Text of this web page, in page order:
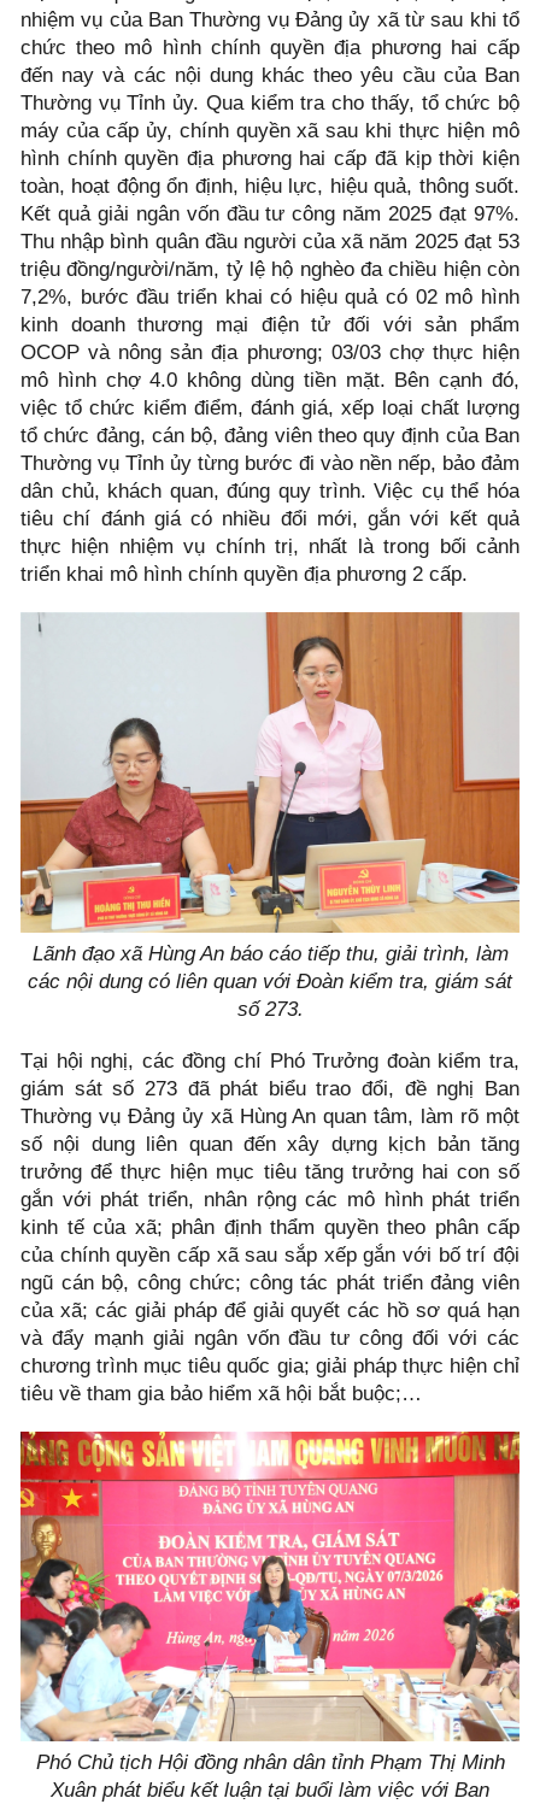
nhiệm vụ của Ban Thường vụ Đảng ủy xã từ sau khi tổ
chức theo mô hình chính quyền địa phương hai cấp
đến nay và các nội dung khác theo yêu cầu của Ban
Thường vụ Tỉnh ủy. Qua kiểm tra cho thấy, tổ chức bộ
máy của cấp ủy, chính quyền xã sau khi thực hiện mô
hình chính quyền địa phương hai cấp đã kịp thời kiện
toàn, hoạt động ổn định, hiệu lực, hiệu quả, thông suốt.
Kết quả giải ngân vốn đầu tư công năm 2025 đạt 97%.
Thu nhập bình quân đầu người của xã năm 2025 đạt 53
triệu đồng/người/năm, tỷ lệ hộ nghèo đa chiều hiện còn
7,2%, bước đầu triển khai có hiệu quả có 02 mô hình
kinh doanh thương mại điện tử đối với sản phẩm
OCOP và nông sản địa phương; 03/03 chợ thực hiện
mô hình chợ 4.0 không dùng tiền mặt. Bên cạnh đó,
việc tổ chức kiểm điểm, đánh giá, xếp loại chất lượng
tổ chức đảng, cán bộ, đảng viên theo quy định của Ban
Thường vụ Tỉnh ủy từng bước đi vào nền nếp, bảo đảm
dân chủ, khách quan, đúng quy trình. Việc cụ thể hóa
tiêu chí đánh giá có nhiều đổi mới, gắn với kết quả
thực hiện nhiệm vụ chính trị, nhất là trong bối cảnh
triển khai mô hình chính quyền địa phương 2 cấp.
Lãnh đạo xã Hùng An báo cáo tiếp thu, giải trình, làm
các nội dung có liên quan với Đoàn kiểm tra, giám sát
số 273.
Tại hội nghị, các đồng chí Phó Trưởng đoàn kiểm tra,
giám sát số 273 đã phát biểu trao đổi, đề nghị Ban
Thường vụ Đảng ủy xã Hùng An quan tâm, làm rõ một
số nội dung liên quan đến xây dựng kịch bản tăng
trưởng để thực hiện mục tiêu tăng trưởng hai con số
gắn với phát triển, nhân rộng các mô hình phát triển
kinh tế của xã; phân định thẩm quyền theo phân cấp
của chính quyền cấp xã sau sắp xếp gắn với bố trí đội
ngũ cán bộ, công chức; công tác phát triển đảng viên
của xã; các giải pháp để giải quyết các hồ sơ quá hạn
và đẩy mạnh giải ngân vốn đầu tư công đối với các
chương trình mục tiêu quốc gia; giải pháp thực hiện chỉ
tiêu về tham gia bảo hiểm xã hội bắt buộc;…
Phó Chủ tịch Hội đồng nhân dân tỉnh Phạm Thị Minh
Xuân phát biểu kết luận tại buổi làm việc với Ban